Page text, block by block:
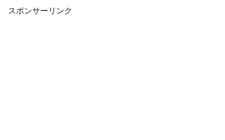
スポンサーリンク